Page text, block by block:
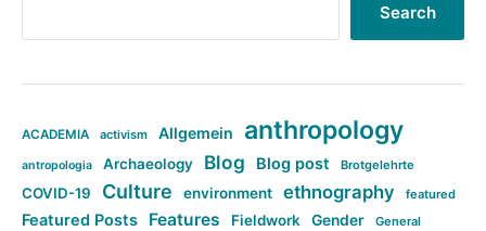
Search
ACADEMIA activism Allgemein anthropology
antropologia Archaeology Blog Blog post Brotgelehrte
COVID-19 Culture environment ethnography featured
Featured Posts Features Fieldwork Gender General